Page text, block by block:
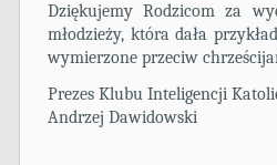
Dziękujemy Rodzicom za
młodzieży, która dała
wymierzone przeciw
Prezes Klubu Inteligencji
Andrzej Dawidowski